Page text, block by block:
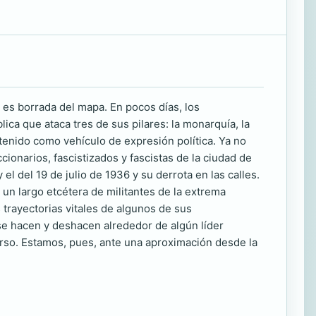
borrada del mapa. En pocos días, los
que ataca tres de sus pilares: la monarquía, la
como vehículo de expresión política. Ya no
fascistizados y fascistas de la ciudad de
del 19 de julio de 1936 y su derrota en las calles.
largo etcétera de militantes de la extrema
vitales de algunos de sus
hacen y deshacen alrededor de algún líder
Estamos, pues, ante una aproximación desde la